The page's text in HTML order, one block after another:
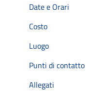
Date e Orari
Costo
Luogo
Punti di contatto
Allegati